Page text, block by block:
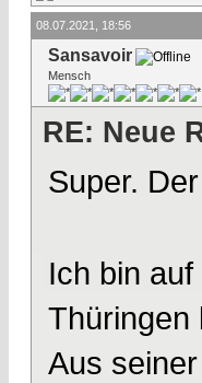
08.07.2021, 18:56
Sansavoir
Mensch
RE: Neue
Super.
Ich bin
Thüringen
Aus